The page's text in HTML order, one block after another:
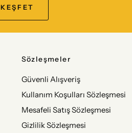
KEŞFET
Sözleşmeler
Güvenli Alışveriş
Kullanım Koşulları Sözleşmesi
Mesafeli Satış Sözleşmesi
Gizlilik Sözleşmesi